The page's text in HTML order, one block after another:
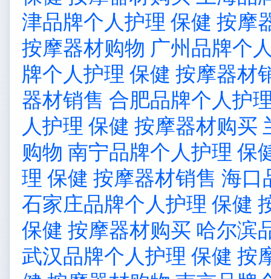
津品牌个人护理 保健 按摩
按摩器材购物 广州品牌个
牌个人护理 保健 按摩器材
器材销售 合肥品牌个人护
人护理 保健 按摩器材购买
购物 南宁品牌个人护理 保
理 保健 按摩器材销售 海口
石家庄品牌个人护理 保健
保健 按摩器材购买 哈尔滨
武汉品牌个人护理 保健 按